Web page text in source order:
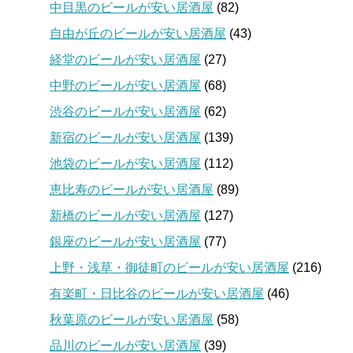
中目黒のビールが安い居酒屋 (82)
自由が丘のビールが安い居酒屋 (43)
経堂のビールが安い居酒屋 (27)
中野のビールが安い居酒屋 (68)
渋谷のビールが安い居酒屋 (62)
新宿のビールが安い居酒屋 (139)
池袋のビールが安い居酒屋 (112)
恵比寿のビールが安い居酒屋 (89)
新橋のビールが安い居酒屋 (127)
銀座のビールが安い居酒屋 (77)
上野・浅草・御徒町のビールが安い居酒屋 (216)
有楽町・日比谷のビールが安い居酒屋 (46)
秋葉原のビールが安い居酒屋 (58)
品川のビールが安い居酒屋 (39)